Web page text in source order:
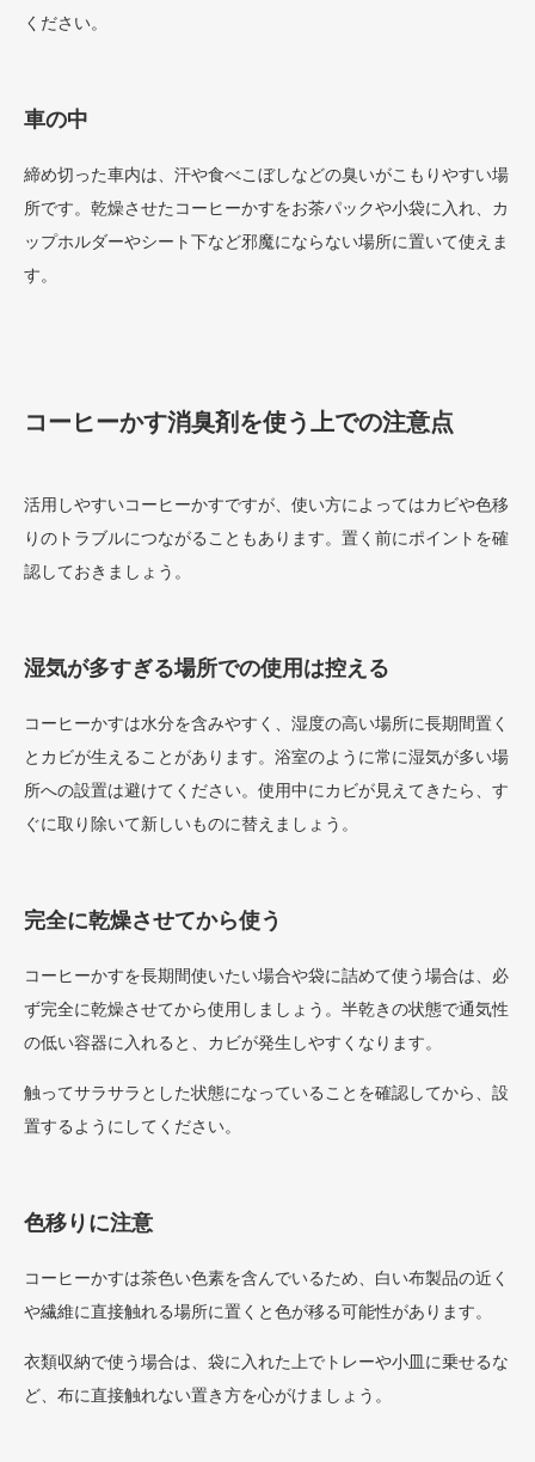
ください。
車の中
締め切った車内は、汗や食べこぼしなどの臭いがこもりやすい場
所です。乾燥させたコーヒーかすをお茶パックや小袋に入れ、カ
ップホルダーやシート下など邪魔にならない場所に置いて使えま
す。
コーヒーかす消臭剤を使う上での注意点
活用しやすいコーヒーかすですが、使い方によってはカビや色移
りのトラブルにつながることもあります。置く前にポイントを確
認しておきましょう。
湿気が多すぎる場所での使用は控える
コーヒーかすは水分を含みやすく、湿度の高い場所に長期間置く
とカビが生えることがあります。浴室のように常に湿気が多い場
所への設置は避けてください。使用中にカビが見えてきたら、す
ぐに取り除いて新しいものに替えましょう。
完全に乾燥させてから使う
コーヒーかすを長期間使いたい場合や袋に詰めて使う場合は、必
ず完全に乾燥させてから使用しましょう。半乾きの状態で通気性
の低い容器に入れると、カビが発生しやすくなります。
触ってサラサラとした状態になっていることを確認してから、設
置するようにしてください。
色移りに注意
コーヒーかすは茶色い色素を含んでいるため、白い布製品の近く
や繊維に直接触れる場所に置くと色が移る可能性があります。
衣類収納で使う場合は、袋に入れた上でトレーや小皿に乗せるな
ど、布に直接触れない置き方を心がけましょう。